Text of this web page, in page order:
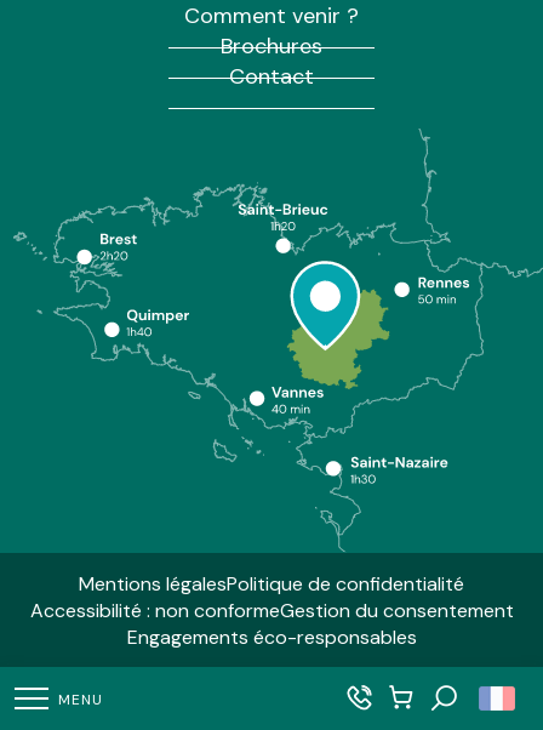
MENU
Comment venir ?
Brochures
Contact
Mentions légalesPolitique de confidentialité
Accessibilité : non conformeGestion du consentement
Engagements éco-responsables